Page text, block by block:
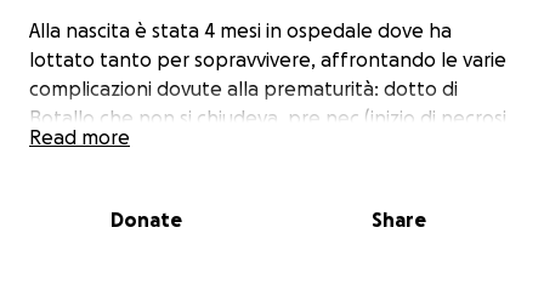
Alla nascita è stata 4 mesi in ospedale dove ha
lottato tanto per sopravvivere, affrontando le varie
complicazioni dovute alla prematurità: dotto di
Botallo che non si chiudeva, pre nec (inizio di necrosi
dell'intestino), rop (rischio di caduta della retina
Read more
Donate Share